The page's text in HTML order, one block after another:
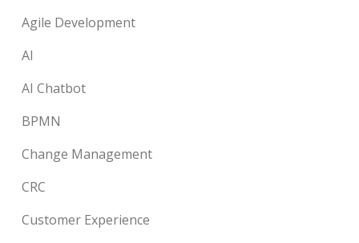
Agile Development
AI
AI Chatbot
BPMN
Change Management
CRC
Customer Experience